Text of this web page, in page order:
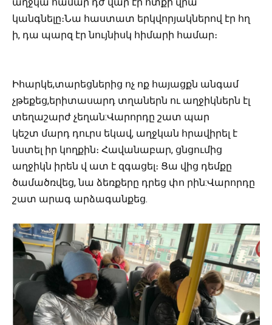
կանգնելը։Նա հաստատ երկվորյակներով էր հղ
ի, դա պարզ էր նույնիսկ հիմարի համար։
Իհարկե,տարեցներից ոչ ոք հայացքն անգամ
չթեքեց,երիտասարդ տղաներն ու աղջիկներն էլ
տեղաշարժ չեղան:Վարորդը շատ պար
կեշտ մարդ դուրս եկավ, աղջկան հրավիրել է
նստել իր կողքին։ Հավանաբար, ցնցումից
աղջիկն իրեն վ ատ է զգացել։ Ցա վից դեմքը
ծամածռվեց, նա ձեռքերը դրեց փո րին:Վարորդը
շատ արագ արձագանքեց.